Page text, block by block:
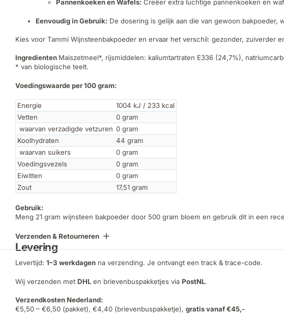
Pannenkoeken en Wafels: Creëer extra luchtige pannenkoeken en
Eenvoudig in Gebruik: De dosering is gelijk aan die van gewoon
Kies voor Tammi Wijnsteenbakpoeder en ervaar het verschil: gezonder, zuiverder
Ingredienten Maiszetmeel*, rijsmiddelen: kaliumtartraten E336 (24,7%),
* van biologische teelt.
Voedingswaarde per 100 gram:
Energie
1004 kJ / 233 kcal
Vetten
0 gram
waarvan verzadigde vetzuren 0 gram
Koolhydraten
44 gram
waarvan suikers
0 gram
Voedingsvezels
0 gram
Eiwitten
0 gram
Zout
17,51 gram
Gebruik:
Meng 21 gram wijnsteen bakpoeder door 500 gram bloem en gebruik dit in een
Verzenden & Retourneren
Levering
Levertijd: 1–3 werkdagen na verzending. Je ontvangt een track & trace-code.
Wij verzenden met DHL en brievenbuspakketjes via PostNL.
Verzendkosten Nederland:
€5,50 – €6,50 (pakket), €4,40 (brievenbuspakketje), gratis vanaf €45,-